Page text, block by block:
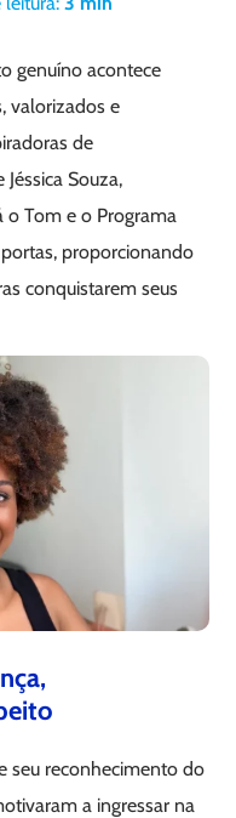
genuíno acontece
valorizados e
de
Souza,
Tom e o Programa
proporcionando
conquistarem seus
seu reconhecimento do
a ingressar na